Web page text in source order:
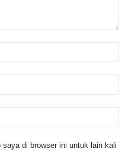
di browser ini untuk lain kali